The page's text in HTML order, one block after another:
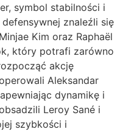
symbol stabilności i
znaleźli się
Kim oraz Raphaël
który potrafi zarówno
akcję
Aleksandar
dynamikę i
Leroy Sané i
szybkości i